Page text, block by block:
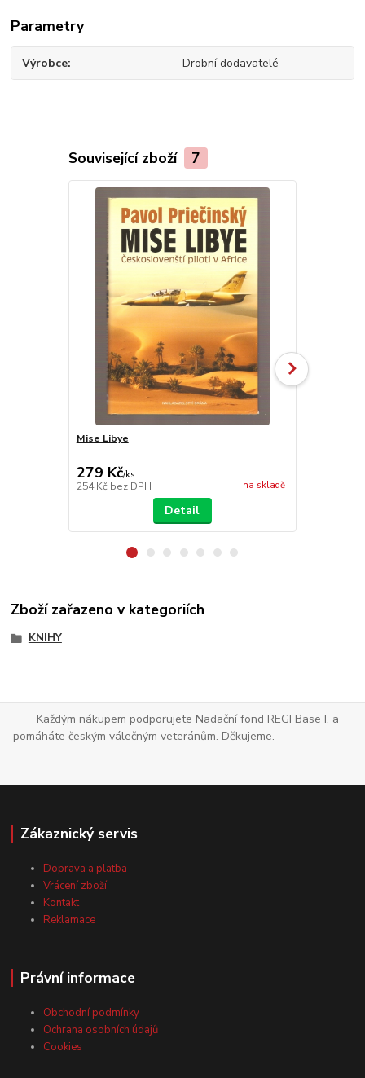
Parametry
Výrobce Drobní dodavatelé
Související zboží 7
Mise Libye
279 Kč/ks
254 Kč bez DPH na skladě
Detail
Zboží zařazeno v kategoriích
KNIHY
Každým nákupem podporujete Nadační fond REGI Base I. a
pomáháte českým válečným veteránům. Děkujeme.
Zákaznický servis
Doprava a platba
Vrácení zboží
Kontakt
Reklamace
Právní informace
Obchodní podmínky
Ochrana osobních údajů
Cookies